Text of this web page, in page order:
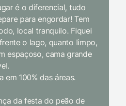
é o diferencial, tudo
para engordar! Tem
local tranquilo. Fiquei
o lago, quanto limpo,
espaçoso, cama grande
em 100% das áreas.
da festa do peão de